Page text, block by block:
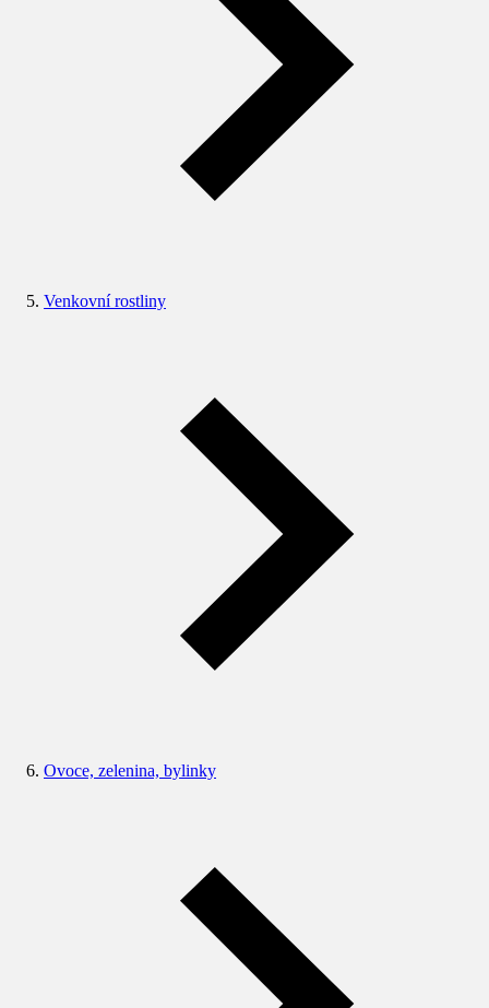
Venkovní rostliny
Ovoce, zelenina, bylinky